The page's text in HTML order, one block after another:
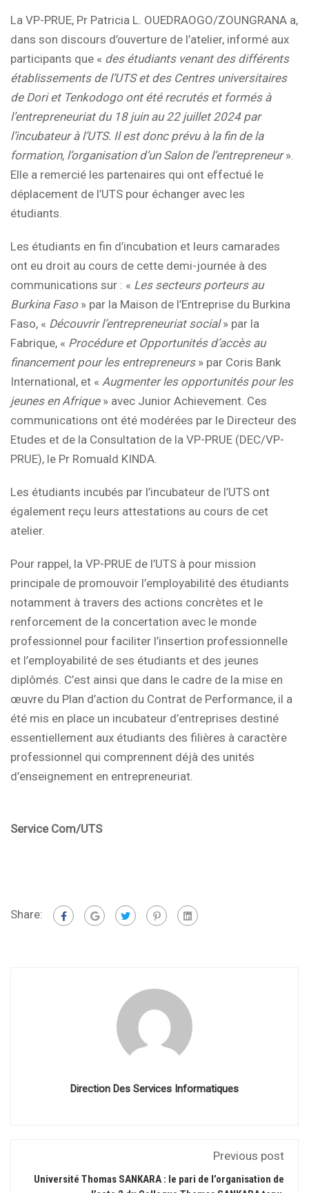
La VP-PRUE, Pr Patricia L. OUEDRAOGO/ZOUNGRANA a,
dans son discours d’ouverture de l’atelier, informé aux
participants que « des étudiants venant des différents
établissements de l’UTS et des Centres universitaires
de Dori et Tenkodogo ont été recrutés et formés à
l’entrepreneuriat du 18 juin au 22 juillet 2024 par
l’incubateur à l’UTS. Il est donc prévu à la fin de la
formation, l’organisation d’un Salon de l’entrepreneur».
Elle a remercié les partenaires qui ont effectué le
déplacement de l’UTS pour échanger avec les
étudiants.
Les étudiants en fin d’incubation et leurs camarades
ont eu droit au cours de cette demi-journée à des
communications sur : « Les secteurs porteurs au
Burkina Faso» par la Maison de l’Entreprise du Burkina
Faso, « Découvrir l’entrepreneuriat social» par la
Fabrique, « Procédure et Opportunités d’accès au
financement pour les entrepreneurs» par Coris Bank
International, et « Augmenter les opportunités pour les
jeunes en Afrique» avec Junior Achievement. Ces
communications ont été modérées par le Directeur des
Etudes et de la Consultation de la VP-PRUE (DEC/VP-
PRUE), le Pr Romuald KINDA.
Les étudiants incubés par l’incubateur de l’UTS ont
également reçu leurs attestations au cours de cet
atelier.
Pour rappel, la VP-PRUE de l’UTS à pour mission
principale de promouvoir l’employabilité des étudiants
notamment à travers des actions concrètes et le
renforcement de la concertation avec le monde
professionnel pour faciliter l’insertion professionnelle
et l’employabilité de ses étudiants et des jeunes
diplômés. C’est ainsi que dans le cadre de la mise en
œuvre du Plan d’action du Contrat de Performance, il a
été mis en place un incubateur d’entreprises destiné
essentiellement aux étudiants des filières à caractère
professionnel qui comprennent déjà des unités
d’enseignement en entrepreneuriat.
Service Com/UTS
Share:
Direction Des Services Informatiques
Previous post
Université Thomas SANKARA : le pari de l’organisation de